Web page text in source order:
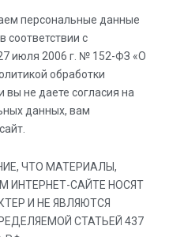
персональные данные
соответствии с
июля 2006 г. № 152-ФЗ «О
обработки
не даете согласия на
данных, вам
ЧТО МАТЕРИАЛЫ,
ИНТЕРНЕТ-САЙТЕ НОСЯТ
И НЕ ЯВЛЯЮТСЯ
СТАТЬЕЙ 437